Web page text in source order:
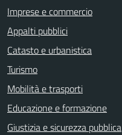
Imprese e commercio
Appalti pubblici
Catasto e urbanistica
Turismo
Mobilità e trasporti
Educazione e formazione
Giustizia e sicurezza pubblica